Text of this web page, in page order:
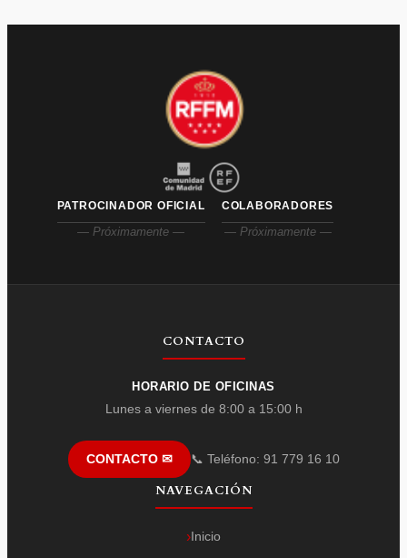
PATROCINADOR OFICIAL
— Próximamente —
COLABORADORES
— Próximamente —
CONTACTO
HORARIO DE OFICINAS
Lunes a viernes de 8:00 a 15:00 h
CONTACTO ✉ 📞 Teléfono: 91 779 16 10
NAVEGACIÓN
Inicio